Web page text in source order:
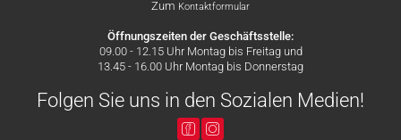
Zum Kontaktformular
Öffnungszeiten der Geschäftsstelle:
09.00 - 12.15 Uhr Montag bis Freitag und
13.45 - 16.00 Uhr Montag bis Donnerstag
Folgen Sie uns in den Sozialen Medien!